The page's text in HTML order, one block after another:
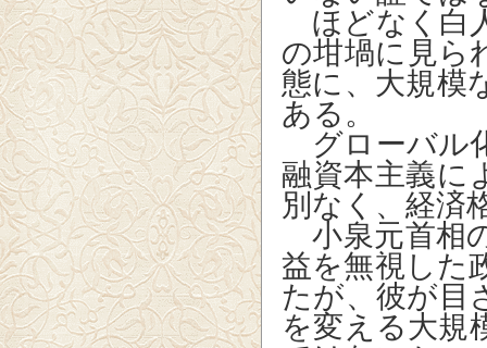
ほどなく白
の坩堝に見ら
態に、大規模
ある。
グローバル
融資本主義に
別なく、経済
小泉元首相
益を無視した
たが、彼が目
を変える大規